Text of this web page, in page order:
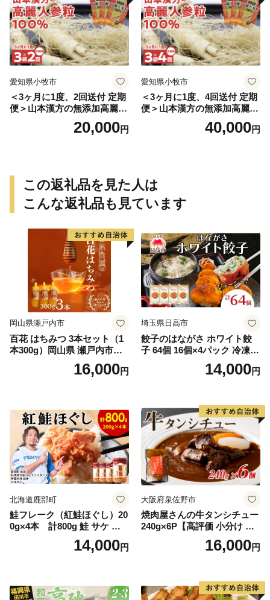
愛知県小牧市
＜3ヶ月に1度、2回送付 定期
便＞山本漢方の無添加高麗人
20,000円
愛知県小牧市
＜3ヶ月に1度、4回送付 定期
便＞山本漢方の無添加高麗人
40,000円
この返礼品を見た人は
こんな返礼品も見ています
岡山県瀬戸内市
百花 はちみつ 3本セット（1
本300g）岡山県 瀬戸内市産
石黒農園 ヨーグルト パン 砂
糖の代わり 香り高い いい香
16,000円
埼玉県日高市
餃子のはながさ ホワイト餃
子 64個 16個×4パック 冷凍
中華 点心 B級グルメ ご当地
野菜 おつまみ おかず 簡単調
ー ギフト お取り寄せ 日高市
14,000円
北海道鹿部町
鮭フレーク（紅鮭ほぐし）20
0g×4本 計800g 鮭 サケ 鮭
ほぐし サケフレーク シャケ
フレーク 鮭フレーク14,000円
大阪府泉佐野市
焼肉屋さんの牛タンシチュー
240g×6P【高評価 小分け 惣
菜 牛たん 一人暮らし 冷凍】
16,000円